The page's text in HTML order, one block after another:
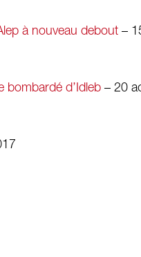
à nouveau debout –
bombardé d’Idleb – 20